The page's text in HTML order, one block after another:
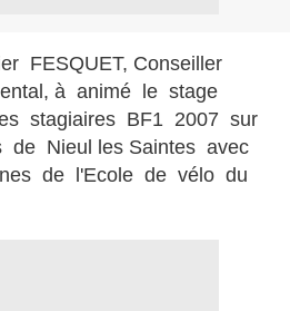
FESQUET, Conseiller
à animé le stage
stagiaires BF1 2007 sur
de Nieul les Saintes avec
de l'Ecole de vélo du